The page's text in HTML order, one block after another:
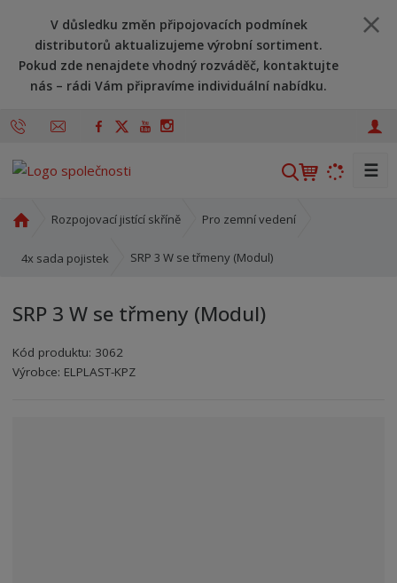
V důsledku změn připojovacích podmínek
distributorů aktualizujeme výrobní sortiment.
Pokud zde nenajdete vhodný rozváděč, kontaktujte
nás – rádi Vám připravíme individuální nabídku.
V
☰
o
í
t
r
Rozpojovací jistící skříně Pro zemní vedení
4x sada pojistek SRP 3 W se třmeny (Modul)
SRP 3 W se třmeny (Modul)
Kód produktu: 3062
Kód výrobce: 8595208601538
Kód dodavatele:8595208601538
Výrobce: ELPLAST-KPZ